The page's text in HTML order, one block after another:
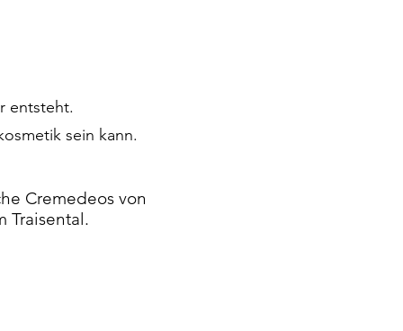
entsteht.
sein kann.
Cremedeos von
Traisental.